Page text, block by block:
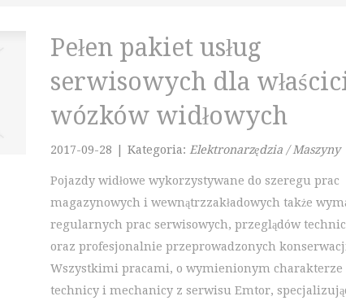
Pełen pakiet usług
serwisowych dla
wózków widłowych
2017-09-28 Kategoria: Elektronarzędzia / Maszyny
Pojazdy widłowe wykorzystywane do szeregu prac
magazynowych i wewnątrzzakładowych także
regularnych prac serwisowych, przeglądów
oraz profesjonalnie przeprowadzonych
Wszystkimi pracami, o wymienionym charakterze
technicy i mechanicy z serwisu Emtor,